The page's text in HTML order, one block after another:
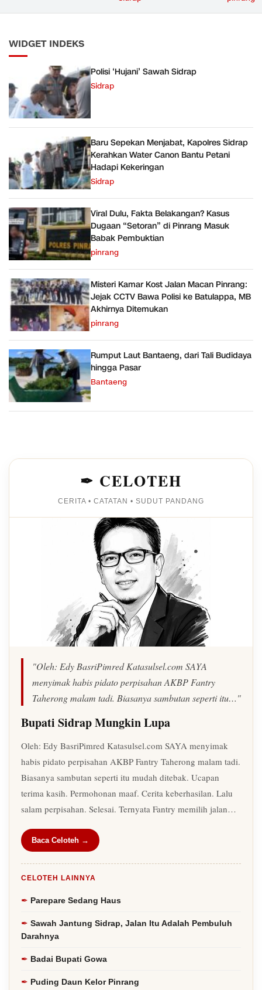
WIDGET INDEKS
Polisi ‘Hujani’ Sawah Sidrap
Sidrap
Baru Sepekan Menjabat, Kapolres Sidrap
Kerahkan Water Canon Bantu Petani
Hadapi Kekeringan
Sidrap
Viral Dulu, Fakta Belakangan? Kasus
Dugaan “Setoran” di Pinrang Masuk
Babak Pembuktian
pinrang
Misteri Kamar Kost Jalan Macan Pinrang:
Jejak CCTV Bawa Polisi ke Batulappa, MB
Akhirnya Ditemukan
pinrang
Rumput Laut Bantaeng, dari Tali Budidaya
hingga Pasar
Bantaeng
✒ CELOTEH
CERITA • CATATAN • SUDUT PANDANG
"Oleh: Edy BasriPimred Katasulsel.com SAYA
menyimak habis pidato perpisahan AKBP Fantry
Taherong malam tadi. Biasanya sambutan seperti itu…"
Bupati Sidrap Mungkin Lupa
Oleh: Edy BasriPimred Katasulsel.com SAYA menyimak
habis pidato perpisahan AKBP Fantry Taherong malam tadi.
Biasanya sambutan seperti itu mudah ditebak. Ucapan
terima kasih. Permohonan maaf. Cerita keberhasilan. Lalu
salam perpisahan. Selesai. Ternyata Fantry memilih jalan…
Baca Celoteh →
CELOTEH LAINNYA
Parepare Sedang Haus
Sawah Jantung Sidrap, Jalan Itu Adalah Pembuluh
Darahnya
Badai Bupati Gowa
Puding Daun Kelor Pinrang